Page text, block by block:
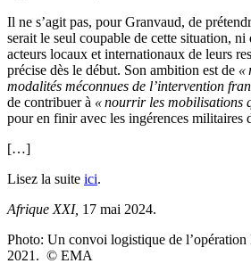
Il ne s’agit pas, pour Granvaud, de
serait le seul coupable de cette situation, ni
acteurs locaux et internationaux de leurs
précise dès le début. Son ambition est de «
modalités méconnues de l’intervention
de contribuer à «nourrir les mobilisations
pour en finir avec les ingérences militaires
[…]
Lisez la suite ici.
Afrique XXI, 17 mai 2024.
Photo: Un convoi logistique de l’opération
2021. © EMA